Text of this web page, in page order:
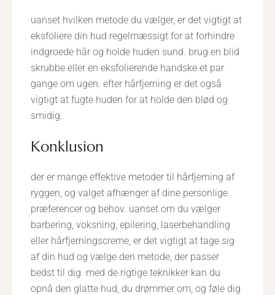
uanset hvilken metode du vælger, er det vigtigt at
eksfoliere din hud regelmæssigt for at forhindre
indgroede hår og holde huden sund. brug en blid
skrubbe eller en eksfolierende handske et par
gange om ugen. efter hårfjerning er det også
vigtigt at fugte huden for at holde den blød og
smidig.
konklusion
der er mange effektive metoder til hårfjerning af
ryggen, og valget afhænger af dine personlige
præferencer og behov. uanset om du vælger
barbering, voksning, epilering, laserbehandling
eller hårfjerningscreme, er det vigtigt at tage sig
af din hud og vælge den metode, der passer
bedst til dig. med de rigtige teknikker kan du
opnå den glatte hud, du drømmer om, og føle dig